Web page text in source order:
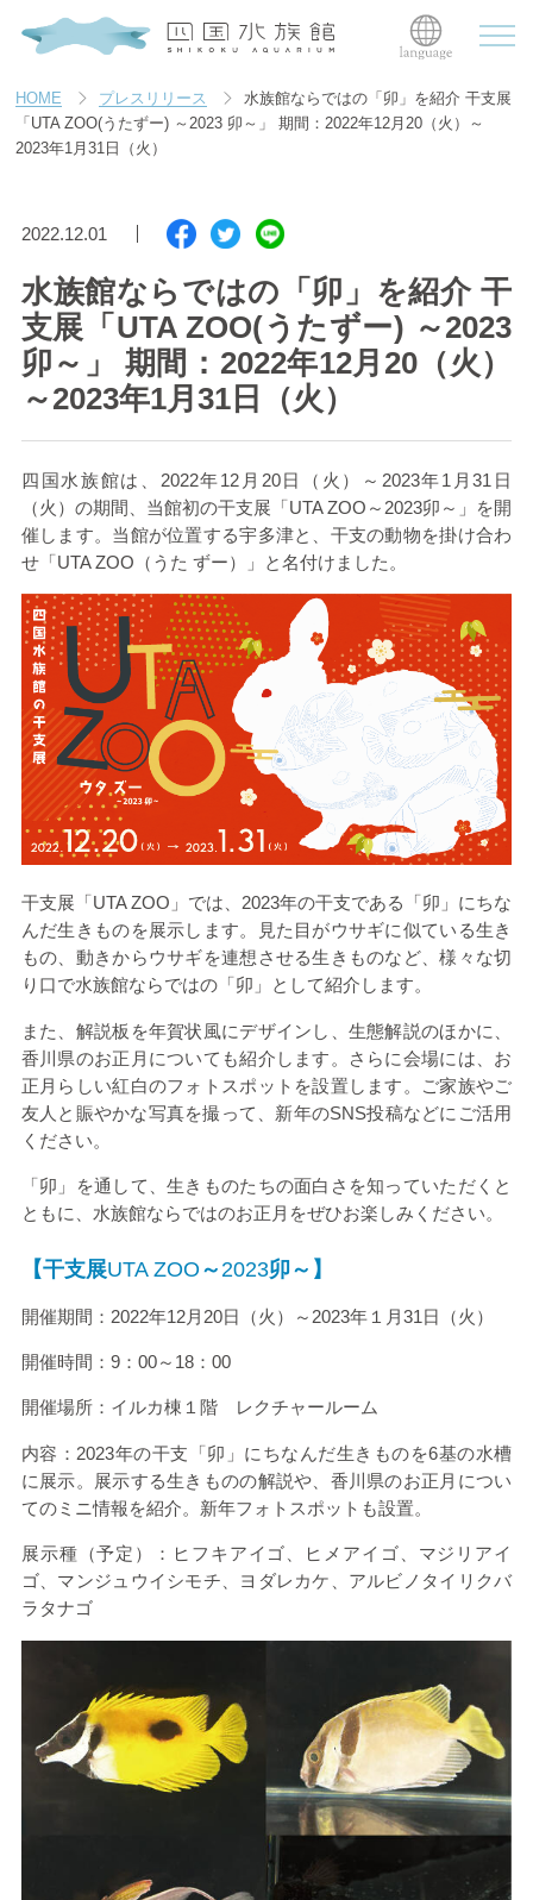
HOME プレスリリース
水族館ならではの「卯」を紹介 干支展
「UTA ZOO(うたずー) ～2023 卯～」 期間：2022年12月20（火）～
2023年1月31日（火）
2022.12.01
水族館ならではの「卯」を紹介 干
支展「UTA ZOO(うたずー) ～2023
卯～」 期間：2022年12月20（火）
～2023年1月31日（火）
四国水族館は、 2022年12 月 20日（火）～ 2023年1 月31 日
（火）の期間、当館初の干支展「UTA ZOO ～ 2023卯～」を開
催します。当館が位置する宇多津と、干支の動物を掛け合わ
せ「UTA ZOO （うた ずー）」と名付けました。
干支展「UTA ZOO 」では、 2023年の干支である「卯」にちな
んだ生きものを展示します。見た目がウサギに似ている生き
もの、動きからウサギを連想させる生きものなど、様々な切
り口で水族館ならではの「卯」として紹介します。
また、解説板を年賀状風にデザインし、生態解説のほかに、
香川県のお正月についても紹介します。さらに会場には、お
正月らしい紅白のフォトスポットを設置します。ご家族やご
友人と賑やかな写真を撮って、新年のSNS投稿などにご活用
ください。
「卯」を通して、生きものたちの面白さを知っていただくと
ともに、水族館ならではのお正月をぜひお楽しみください。
【干支展UTA ZOO ～2023卯～】
開催期間： 2022年12月 20日（火）～ 2023年１月31 日（火）
開催時間： 9： 00～ 18： 00
開催場所：イルカ棟１階 レクチャールーム
内容： 2023年の干支「卯」にちなんだ生きものを6基の水槽
に展示。展示する生きものの解説や、香川県のお正月につい
てのミニ情報を紹介。新年フォトスポットも設置。
展示種（予定）：ヒフキアイゴ、ヒメアイゴ、マジリアイ
ゴ、マンジュウイシモチ、ヨダレカケ、アルビノタイリクバ
ラタナゴ